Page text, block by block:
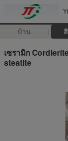
บ้าน
เซรามิก
steatite